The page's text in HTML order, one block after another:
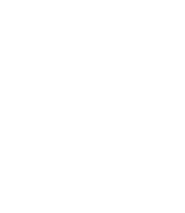
ein